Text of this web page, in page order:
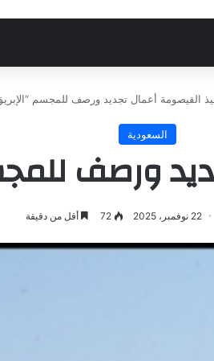
القيصومة أعمال تجديد ورصف للمجسم
السعودية
ورصف
22 نوفمبر، 2025 72 أقل من دقيقة